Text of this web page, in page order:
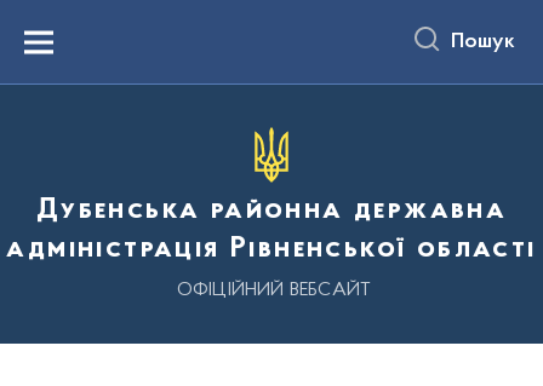
вмістуMenu Пошук
Дубенська районна державна
адміністрація Рівненської області
ОФІЦІЙНИЙ ВЕБСАЙТ